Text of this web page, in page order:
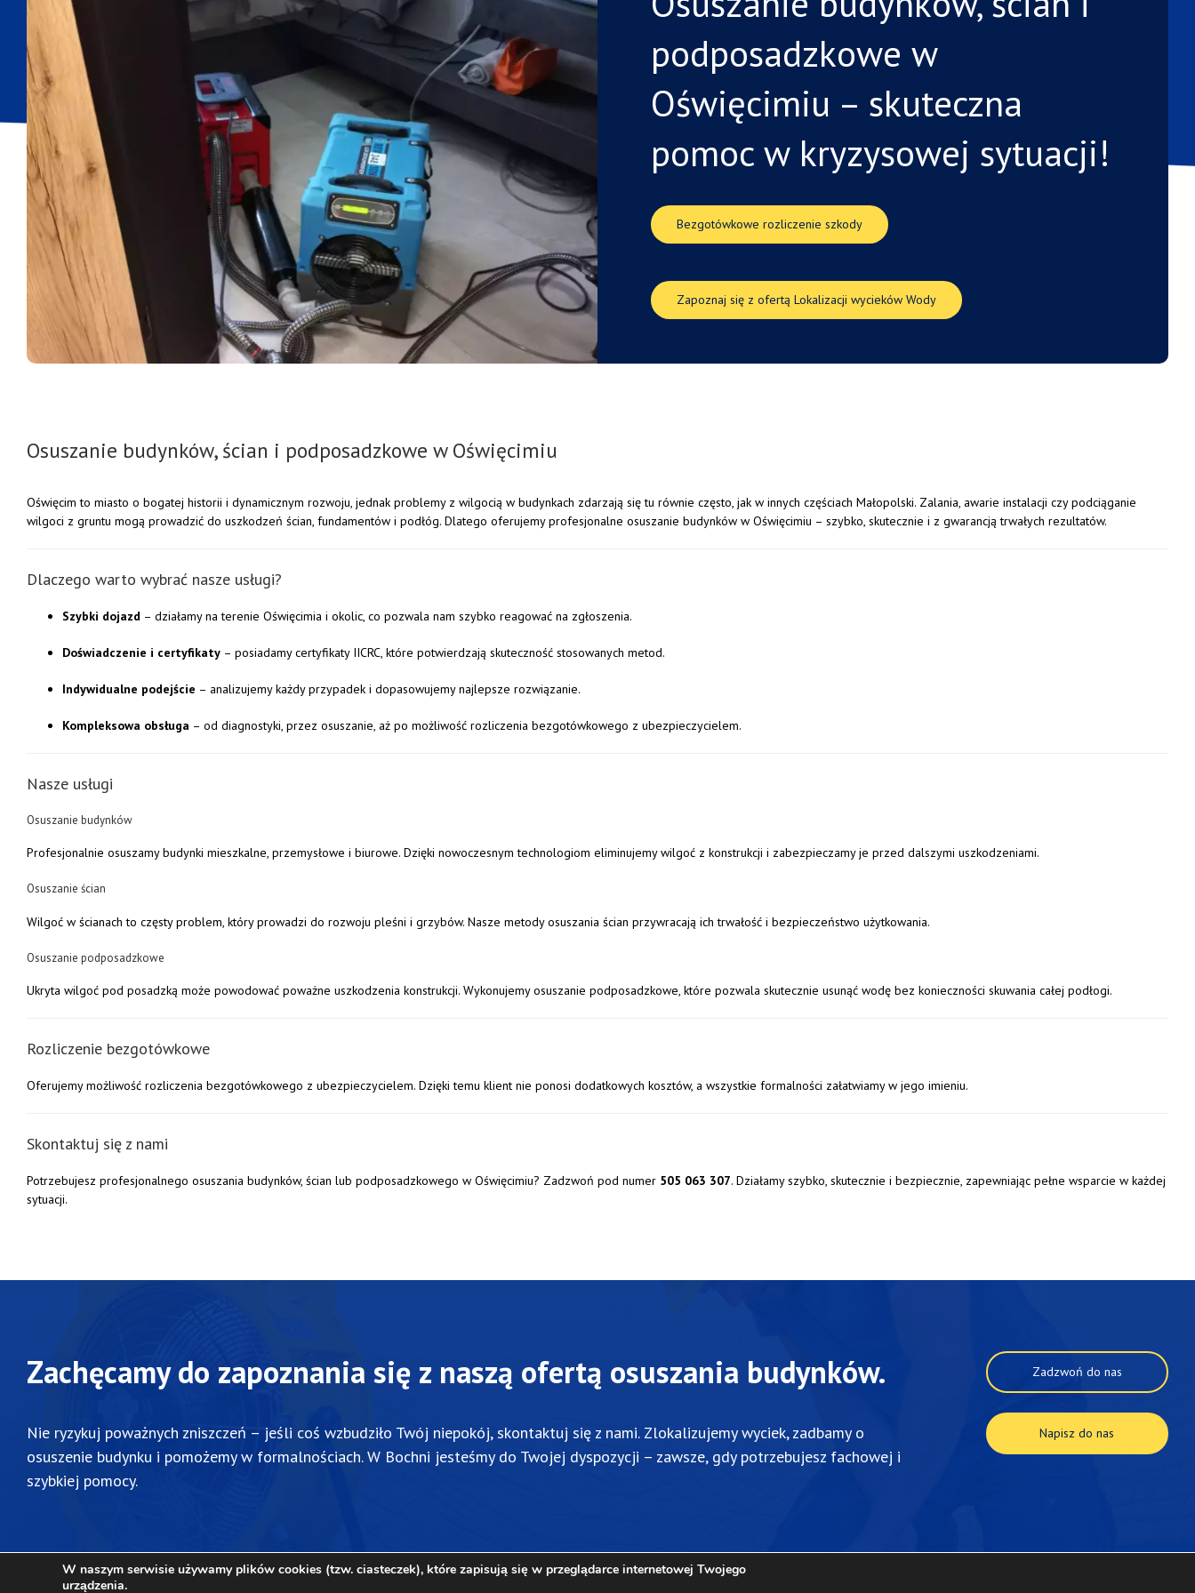
podposadzkowe w
Oświęcimiu – skuteczna
pomoc w kryzysowej sytuacji!
Bezgotówkowe rozliczenie szkody
Zapoznaj się z ofertą Lokalizacji wycieków Wody
Osuszanie budynków, ścian i podposadzkowe w Oświęcimiu
Oświęcim to miasto o bogatej historii i dynamicznym rozwoju, jednak problemy z wilgocią w budynkach zdarzają się tu równie często, jak w innych częściach Małopolski. Zalania, awarie instalacji czy podciąganie
wilgoci z gruntu mogą prowadzić do uszkodzeń ścian, fundamentów i podłóg. Dlatego oferujemy profesjonalne osuszanie budynków w Oświęcimiu – szybko, skutecznie i z gwarancją trwałych rezultatów.
Dlaczego warto wybrać nasze usługi?
Szybki dojazd – działamy na terenie Oświęcimia i okolic, co pozwala nam szybko reagować na zgłoszenia.
Doświadczenie i certyfikaty – posiadamy certyfikaty IICRC, które potwierdzają skuteczność stosowanych metod.
Indywidualne podejście – analizujemy każdy przypadek i dopasowujemy najlepsze rozwiązanie.
Kompleksowa obsługa – od diagnostyki, przez osuszanie, aż po możliwość rozliczenia bezgotówkowego z ubezpieczycielem.
Nasze usługi
Osuszanie budynków
Profesjonalnie osuszamy budynki mieszkalne, przemysłowe i biurowe. Dzięki nowoczesnym technologiom eliminujemy wilgoć z konstrukcji i zabezpieczamy je przed dalszymi uszkodzeniami.
Osuszanie ścian
Wilgoć w ścianach to częsty problem, który prowadzi do rozwoju pleśni i grzybów. Nasze metody osuszania ścian przywracają ich trwałość i bezpieczeństwo użytkowania.
Osuszanie podposadzkowe
Ukryta wilgoć pod posadzką może powodować poważne uszkodzenia konstrukcji. Wykonujemy osuszanie podposadzkowe, które pozwala skutecznie usunąć wodę bez konieczności skuwania całej podłogi.
Rozliczenie bezgotówkowe
Oferujemy możliwość rozliczenia bezgotówkowego z ubezpieczycielem. Dzięki temu klient nie ponosi dodatkowych kosztów, a wszystkie formalności załatwiamy w jego imieniu.
Skontaktuj się z nami
Potrzebujesz profesjonalnego osuszania budynków, ścian lub podposadzkowego w Oświęcimiu? Zadzwoń pod numer 505 063 307. Działamy szybko, skutecznie i bezpiecznie, zapewniając pełne wsparcie w każdej
sytuacji.
Zachęcamy do zapoznania się z naszą ofertą osuszania budynków.
Nie ryzykuj poważnych zniszczeń – jeśli coś wzbudziło Twój niepokój,skontaktuj się z nami. Zlokalizujemywyciek,zadbamy o
osuszenie budynku i pomożemyw formalnościach.W Bochni jesteśmy do Twojej dyspozycji – zawsze, gdy potrzebujesz fachowej i
szybkiej pomocy.
Zadzwoń do nas
Napisz do nas
W naszym serwisie używamy plików cookies (tzw. ciasteczek), które zapisują się w przeglądarce internetowej Twojego
urządzenia.